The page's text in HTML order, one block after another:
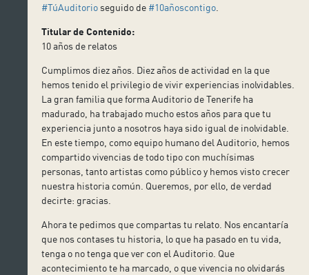
#TúAuditorioseguido de #10añoscontigo
Titular de Contenido:
10 años de relatos
Cumplimos diez años. Diez años de actividad en la que
hemos tenido el privilegio de vivir experiencias inolvidables.
La gran familia que forma Auditorio de Tenerife ha
madurado, ha trabajado mucho estos años para que tu
experiencia junto a nosotros haya sido igual de inolvidable.
En este tiempo, como equipo humano del Auditorio, hemos
compartido vivencias de todo tipo con muchísimas
personas,tanto artistas como público y hemos visto crecer
nuestra historia común. Queremos, por ello, de verdad
decirte: gracias.
Ahora te pedimos que compartas tu relato. Nos encantaría
que nos contases tu historia, lo que ha pasado en tu vida,
tenga o no tenga que ver con el Auditorio. Que
acontecimiento te ha marcado, o que vivencia no olvidarás